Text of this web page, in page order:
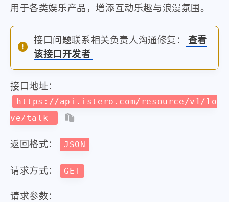
用于各类娱乐产品，增添互动乐趣与浪漫氛围。
接口问题联系相关负责人沟通修复：
查看
该接口开发者
接口地址：
https://api.istero.com/resource/v1/lo
ve/talk
返回格式： JSON
请求方式： GET
请求参数：